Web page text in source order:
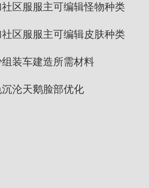
社区服服主可编辑怪物种类
社区服服主可编辑皮肤种类
组装车建造所需材料
沉沦天鹅脸部优化